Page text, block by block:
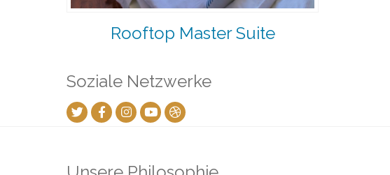
Rooftop Master Suite
Soziale Netzwerke